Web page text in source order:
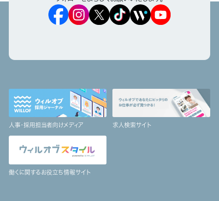
人事・採用担当者向けメディア 求人検索サイト
働くに関するお役立ち情報サイト